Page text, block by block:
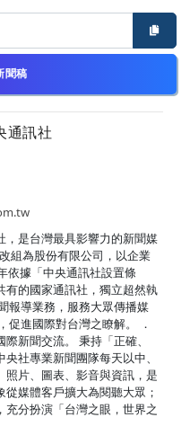
聞稿
通訊社
，是台灣最具影響力的新聞媒
組為股份有限公司，以企業
依據「中央通訊社設置條
有的國家通訊社，獨立超然執
報導業務，服務大眾傳播媒
促進國際對台灣之瞭解。 ．
新聞交流。 秉持「正確、
社專業新聞團隊每天以中、
片、圖表、影音與資訊，是
媒體客戶擴大為閱聽大眾；
分扮演「台灣之眼，世界之